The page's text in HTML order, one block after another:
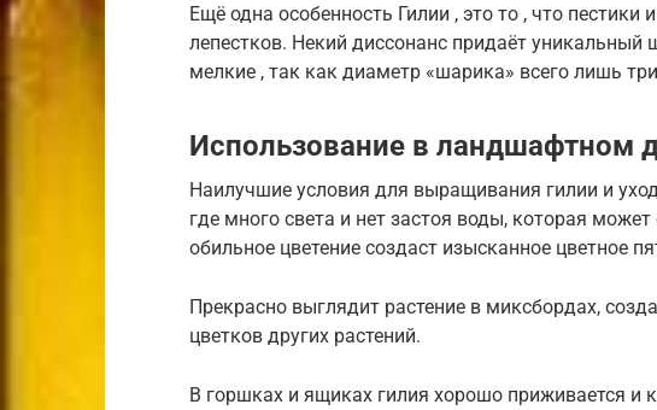
Ещё одна особенность Гилии , это то , что пестики
лепестков. Некий диссонанс придаёт
мелкие , так как диаметр «шарика» всего лишь
Использование в ландшафтном
Наилучшие условия для выращивания гилии и
где много света и нет застоя воды, которая
обильное цветение создаст изысканное цветное
Прекрасно выглядит растение в миксбордах,
цветков других растений.
В горшках и ящиках гилия хорошо приживается и